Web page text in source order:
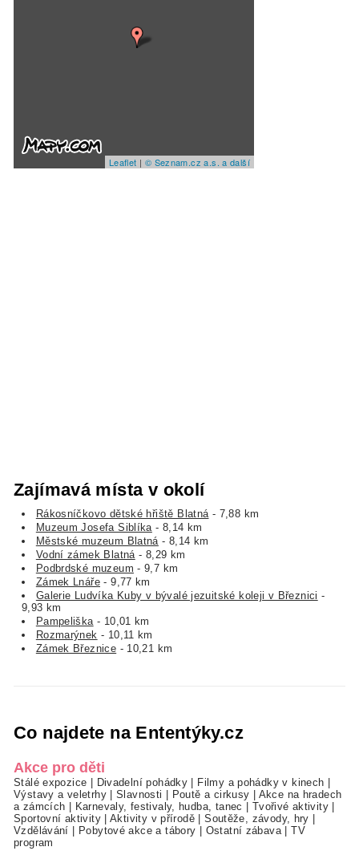
Leaflet | © Seznam.cz a.s. a další
Zajímavá místa v okolí
Rákosníčkovo dětské hřiště Blatná - 7,88 km
Muzeum Josefa Siblíka - 8,14 km
Městské muzeum Blatná - 8,14 km
Vodní zámek Blatná - 8,29 km
Podbrdské muzeum - 9,7 km
Zámek Lnáře - 9,77 km
Galerie Ludvíka Kuby v bývalé jezuitské koleji v Březnici -
9,93 km
Pampeliška - 10,01 km
Rozmarýnek - 10,11 km
Zámek Březnice - 10,21 km
Co najdete na Ententýky.cz
Akce pro děti
Stálé expozice Divadelní pohádky Filmy a pohádky v kinech
Výstavy a veletrhy|Slavnosti Poutě a cirkusy
Akce na hradech
a zámcích
Karnevaly, festivaly, hudba, tanec Tvořivé aktivity
Sportovní aktivity|Aktivity v přírodě |Soutěže, závody, hry
Vzdělávání
Pobytové akce a tábory Ostatní zábava|TV
program